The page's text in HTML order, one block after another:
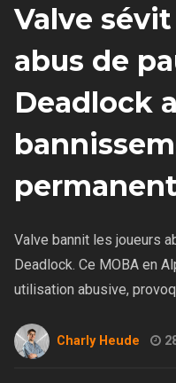
Valve
abus de
Deadlock
Valve bannit les joueurs
Deadlock. Ce MOBA en
utilisation abusive,
Charly Heude